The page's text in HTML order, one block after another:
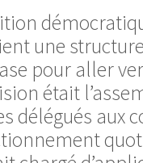
une
pour aller
était
délégués aux